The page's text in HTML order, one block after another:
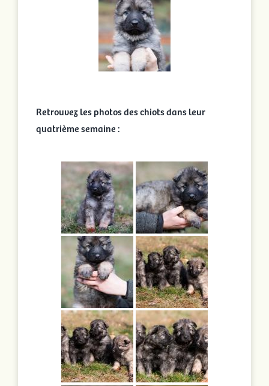
Retrouvez les photos des chiots dans leur
quatrième semaine :